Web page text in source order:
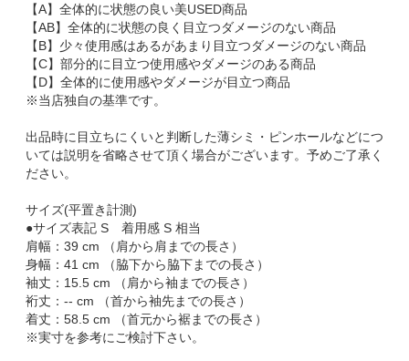
【A】全体的に状態の良い美USED商品
【AB】全体的に状態の良く目立つダメージのない商品
【B】少々使用感はあるがあまり目立つダメージのない商品
【C】部分的に目立つ使用感やダメージのある商品
【D】全体的に使用感やダメージが目立つ商品
※当店独自の基準です。
出品時に目立ちにくいと判断した薄シミ・ピンホールなどにつ
いては説明を省略させて頂く場合がございます。予めご了承く
ださい。
サイズ(平置き計測)
●サイズ表記 S 着用感 S 相当
肩幅：39 cm （肩から肩までの長さ）
身幅：41 cm （脇下から脇下までの長さ）
袖丈：15.5 cm （肩から袖までの長さ）
裄丈：-- cm （首から袖先までの長さ）
着丈：58.5 cm （首元から裾までの長さ）
※実寸を参考にご検討下さい。